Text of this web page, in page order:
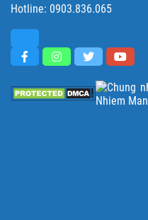
Hotline: 0903.836.065